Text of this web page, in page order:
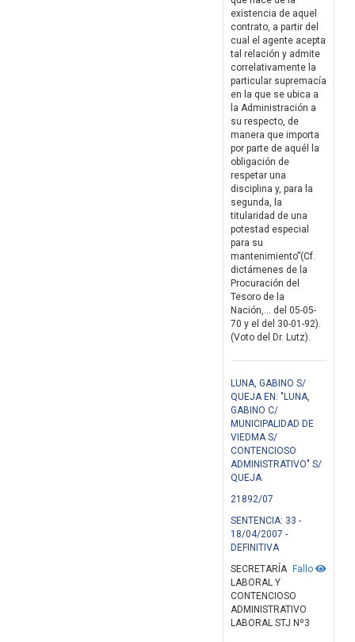
existencia de aquel
contrato, a partir del
cual el agente acepta
tal relación y admite
correlativamente la
particular supremacía
en la que se ubica a
la Administración a
su respecto, de
manera que importa
por parte de aquél la
obligación de
respetar una
disciplina y, para la
segunda, la
titularidad de una
potestad especial
para su
mantenimiento”(Cf.
dictámenes de la
Procuración del
Tesoro de la
Nación,... del 05-05-
70 y el del 30-01-92).
(Voto del Dr. Lutz).
LUNA, GABINO S/
QUEJA EN: "LUNA,
GABINO C/
MUNICIPALIDAD DE
VIEDMA S/
CONTENCIOSO
ADMINISTRATIVO" S/
QUEJA
21892/07
SENTENCIA: 33 -
18/04/2007 -
DEFINITIVA
Fallo
SECRETARÍA
LABORAL Y
CONTENCIOSO
ADMINISTRATIVO
LABORAL STJ Nº3